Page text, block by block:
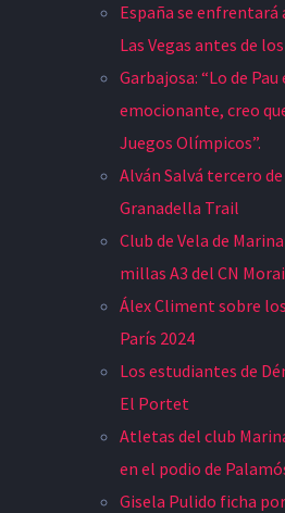
España se enfrentará
Las Vegas antes de
Garbajosa: “Lo de
emocionante, creo
Juegos Olímpicos”.
Alván Salvá tercero
Granadella Trail
Club de Vela de
millas A3 del CN
Álex Climent sobre
París 2024
Los estudiantes de
El Portet
Atletas del club
en el podio de
Gisela Pulido ficha